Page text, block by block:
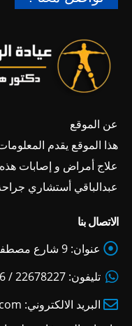
عن الموقع
هذا الموقع يقدم
علاج أمراض و إصابات
عبدالباقي أستشاري
الاتصال بنا
عنوان: 9 شارع مصطفى رفعت – الشيراتون - مصر الجديدة
تليفون: 22678227 / 01225549586
البريد الالكتروني: